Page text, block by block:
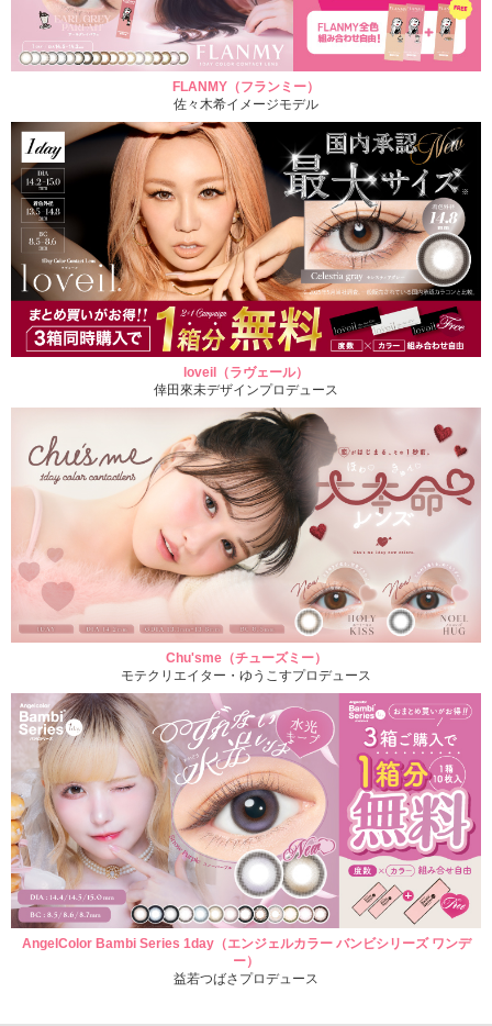
FLANMY（フランミー）
佐々木希イメージモデル
loveil（ラヴェール）
倖田來未デザインプロデュース
Chu'sme（チューズミー）
モテクリエイター・ゆうこすプロデュース
AngelColor Bambi Series 1day（エンジェルカラー バンビシリーズ ワンデ
ー）
益若つばさプロデュース